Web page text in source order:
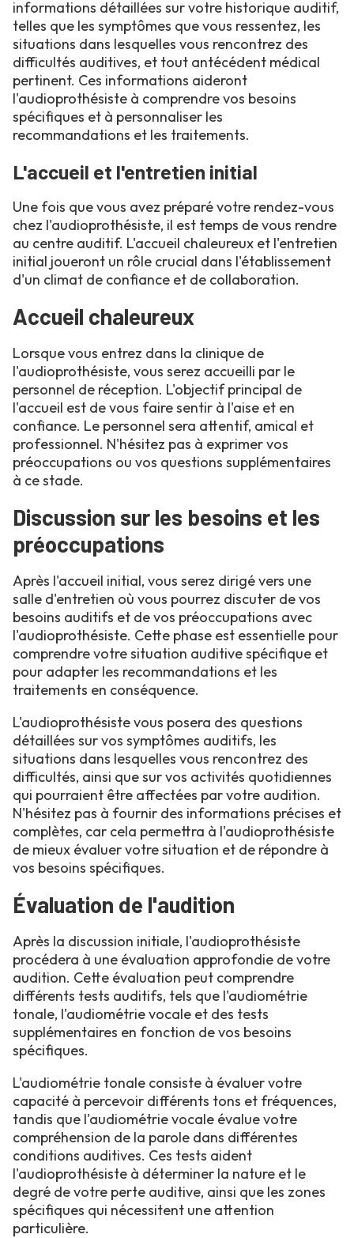
informations détaillées sur votre historique auditif,
telles que les symptômes que vous ressentez, les
situations dans lesquelles vous rencontrez des
difficultés auditives, et tout antécédent médical
pertinent. Ces informations aideront
l'audioprothésiste à comprendre vos besoins
spécifiques et à personnaliser les
recommandations et les traitements.
L'accueil et l'entretien initial
Une fois que vous avez préparé votre rendez-vous
chez l'audioprothésiste, il est temps de vous rendre
au centre auditif. L'accueil chaleureux et l'entretien
initial joueront un rôle crucial dans l'établissement
d'un climat de confiance et de collaboration.
Accueil chaleureux
Lorsque vous entrez dans la clinique de
l'audioprothésiste, vous serez accueilli par le
personnel de réception. L'objectif principal de
l'accueil est de vous faire sentir à l'aise et en
confiance. Le personnel sera attentif, amical et
professionnel. N'hésitez pas à exprimer vos
préoccupations ou vos questions supplémentaires
à ce stade.
Discussion sur les besoins et les
préoccupations
Après l'accueil initial, vous serez dirigé vers une
salle d'entretien où vous pourrez discuter de vos
besoins auditifs et de vos préoccupations avec
l'audioprothésiste. Cette phase est essentielle pour
comprendre votre situation auditive spécifique et
pour adapter les recommandations et les
traitements en conséquence.
L'audioprothésiste vous posera des questions
détaillées sur vos symptômes auditifs, les
situations dans lesquelles vous rencontrez des
difficultés, ainsi que sur vos activités quotidiennes
qui pourraient être affectées par votre audition.
N'hésitez pas à fournir des informations précises et
complètes, car cela permettra à l'audioprothésiste
de mieux évaluer votre situation et de répondre à
vos besoins spécifiques.
Évaluation de l'audition
Après la discussion initiale, l'audioprothésiste
procédera à une évaluation approfondie de votre
audition. Cette évaluation peut comprendre
différents tests auditifs, tels que l'audiométrie
tonale, l'audiométrie vocale et des tests
supplémentaires en fonction de vos besoins
spécifiques.
L'audiométrie tonale consiste à évaluer votre
capacité à percevoir différents tons et fréquences,
tandis que l'audiométrie vocale évalue votre
compréhension de la parole dans différentes
conditions auditives. Ces tests aident
l'audioprothésiste à déterminer la nature et le
degré de votre perte auditive, ainsi que les zones
spécifiques qui nécessitent une attention
particulière.